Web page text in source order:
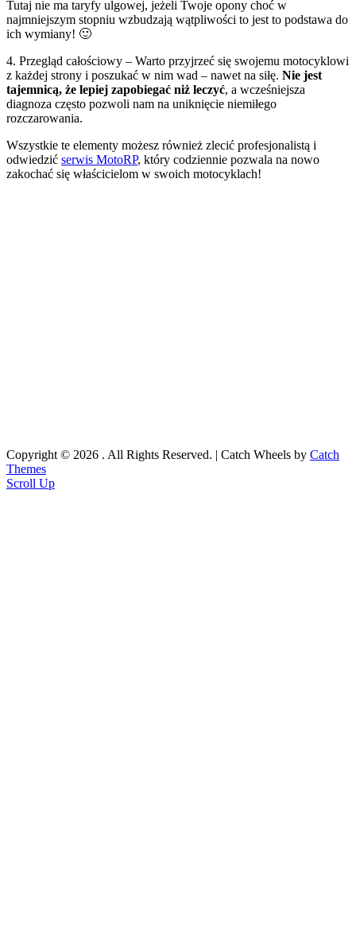
Tutaj nie ma taryfy ulgowej, jeżeli Twoje opony choć w
najmniejszym stopniu wzbudzają wątpliwości to jest to podstawa do
ich wymiany! 🙂
4. Przegląd całościowy – Warto przyjrzeć się swojemu motocyklowi
z każdej strony i poszukać w nim wad – nawet na siłę. Nie jest
tajemnicą, że lepiej zapobiegać niż leczyć, a wcześniejsza
diagnoza często pozwoli nam na uniknięcie niemiłego
rozczarowania.
Wszystkie te elementy możesz również zlecić profesjonalistą i
odwiedzić serwis MotoRP, który codziennie pozwala na nowo
zakochać się właścicielom w swoich motocyklach!
Copyright © 2026 . All Rights Reserved. | Catch Wheels by Catch
Themes
Scroll Up